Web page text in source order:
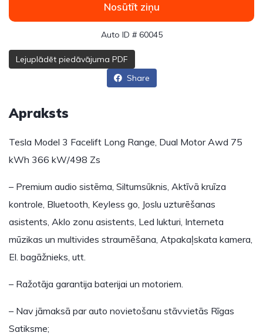
Nosūtīt ziņu
Auto ID # 60045
Lejuplādēt piedāvājuma PDF
Share
Apraksts
Tesla Model 3 Facelift Long Range, Dual Motor Awd 75
kWh 366 kW/498 Zs
– Premium audio sistēma, Siltumsūknis, Aktīvā kruīza
kontrole, Bluetooth, Keyless go, Joslu uzturēšanas
asistents, Aklo zonu asistents, Led lukturi, Interneta
mūzikas un multivides straumēšana, Atpakaļskata kamera,
El. bagāžnieks, utt.
– Ražotāja garantija baterijai un motoriem.
– Nav jāmaksā par auto novietošanu stāvvietās Rīgas
Satiksme;